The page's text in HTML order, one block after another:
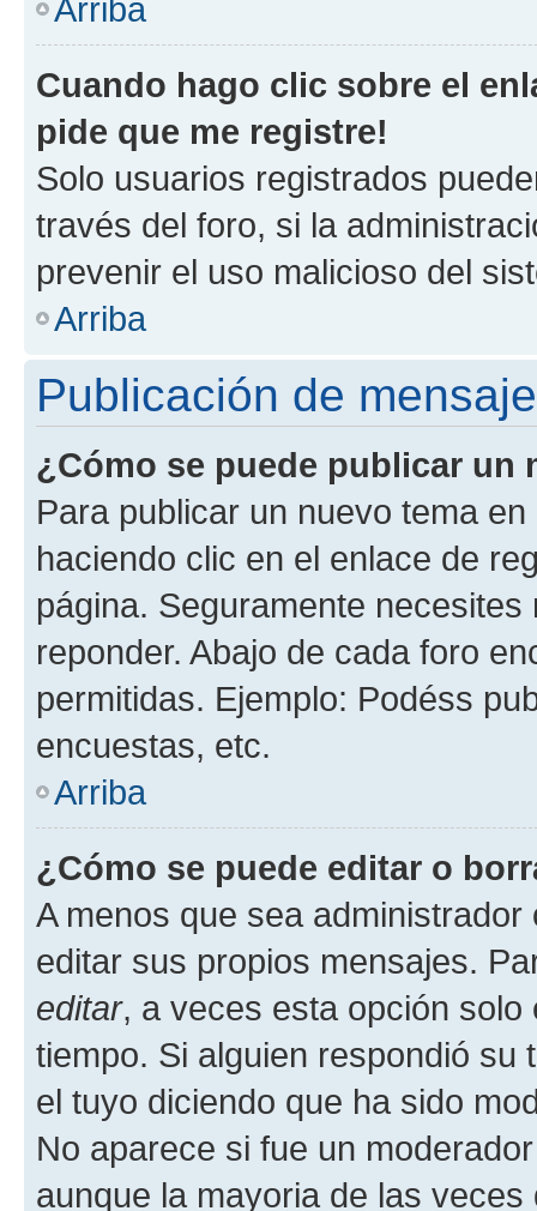
Arriba
Cuando hago clic sobre el
pide que me registre!
Solo usuarios registrados
través del foro, si la
prevenir el uso malicioso del
Arriba
Publicación de
¿Cómo se puede publicar un
Para publicar un nuevo tema
haciendo clic en el enlace de
página. Seguramente
reponder. Abajo de cada foro
permitidas. Ejemplo: Podéss
encuestas, etc.
Arriba
¿Cómo se puede editar o
A menos que sea
editar sus propios mensajes.
editar, a veces esta opción
tiempo. Si alguien respondió
el tuyo diciendo que ha sido
No aparece si fue un
aunque la mayoria de las